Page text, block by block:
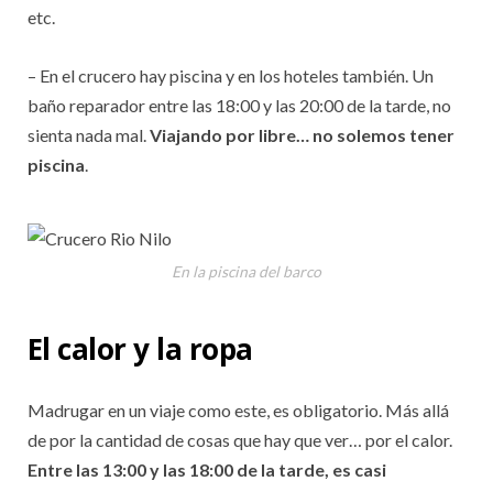
etc.
– En el crucero hay piscina y en los hoteles también. Un
baño reparador entre las 18:00 y las 20:00 de la tarde, no
sienta nada mal. Viajando por libre… no solemos tener
piscina
En la piscina del barco
El calor y la ropa
Madrugar en un viaje como este, es obligatorio. Más allá
de por la cantidad de cosas que hay que ver… por el calor.
Entre las 13:00 y las 18:00 de la tarde, es casi